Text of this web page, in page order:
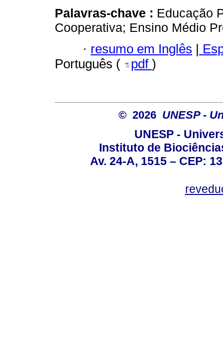
Palavras-chave : Educação
Cooperativa; Ensino Médio
· resumo em Inglês |
Português (
pdf )
© 2026 UNESP -
UNESP -
Instituto de
Av. 24-A, 1515 – CEP: